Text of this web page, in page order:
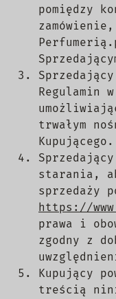
pomiędzy
Regulamin
trwałym
Kupującego.
starania,
sprzedaży
https://
prawa i
zgodny z
Kupujący
treścią